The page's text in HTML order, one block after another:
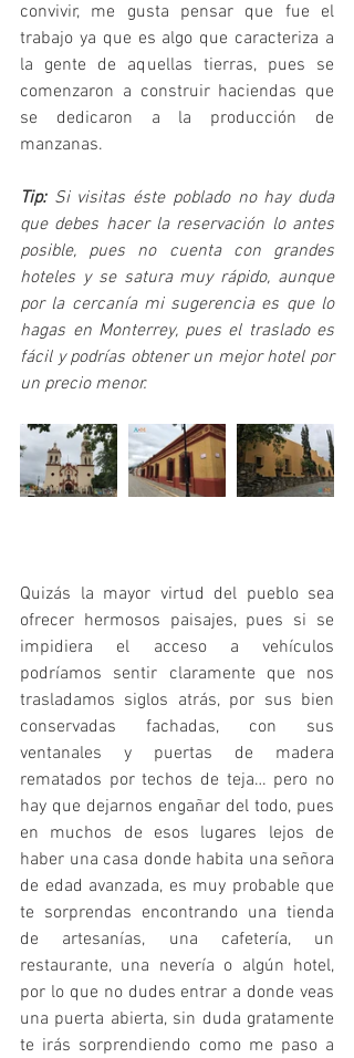
convivir, me gusta pensar que fue el
trabajo ya que es algo que caracteriza a
la gente de aquellas tierras, pues se
comenzaron a construir haciendas que
se dedicaron a la producción de
manzanas.
Tip: Si visitas éste poblado no hay duda
que debes hacer la reservación lo antes
posible, pues no cuenta con grandes
hoteles y se satura muy rápido, aunque
por la cercanía mi sugerencia es que lo
hagas en Monterrey, pues el traslado es
fácil y podrías obtener un mejor hotel por
un precio menor.
Quizás la mayor virtud del pueblo sea
ofrecer hermosos paisajes, pues si se
impidiera el acceso a vehículos
podríamos sentir claramente que nos
trasladamos siglos atrás, por sus bien
conservadas fachadas, con sus
ventanales y puertas de madera
rematados por techos de teja… pero no
hay que dejarnos engañar del todo, pues
en muchos de esos lugares lejos de
haber una casa donde habita una señora
de edad avanzada, es muy probable que
te sorprendas encontrando una tienda
de artesanías, una cafetería, un
restaurante, una nevería o algún hotel,
por lo que no dudes entrar a donde veas
una puerta abierta, sin duda gratamente
te irás sorprendiendo como me paso a